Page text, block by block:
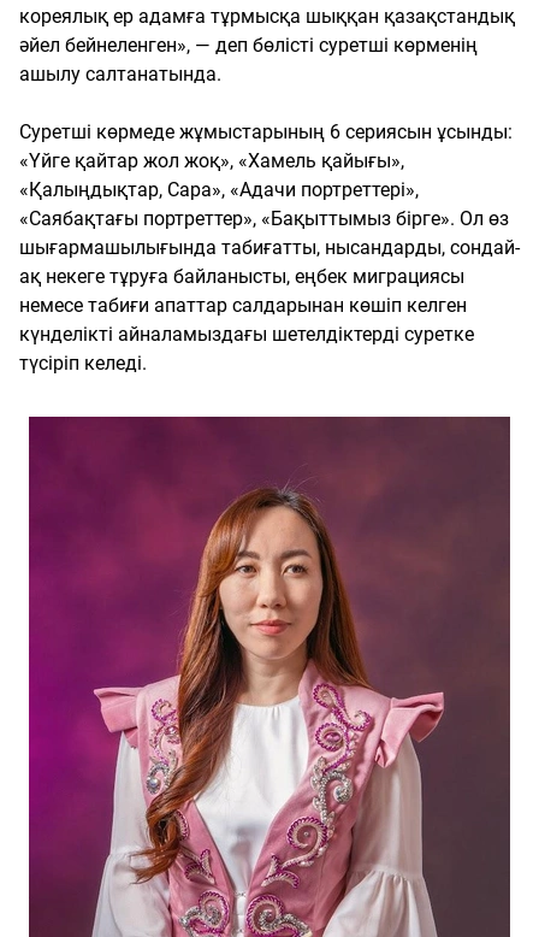
кореялық ер адамға тұрмысқа шыққан қазақстандық
әйел бейнеленген», — деп бөлісті суретші көрменің
ашылу салтанатында.
Суретші көрмеде жұмыстарының 6 сериясын ұсынды:
«Үйге қайтар жол жоқ», «Хамель қайығы»,
«Қалыңдықтар, Сара», «Адачи портреттері»,
«Саябақтағы портреттер», «Бақыттымыз бірге». Ол өз
шығармашылығында табиғатты, нысандарды, сондай-
ақ некеге тұруға байланысты, еңбек миграциясы
немесе табиғи апаттар салдарынан көшіп келген
күнделікті айналамыздағы шетелдіктерді суретке
түсіріп келеді.